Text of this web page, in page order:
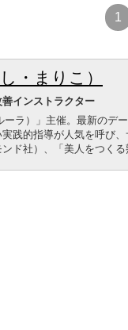
1
・まりこ）
インストラクター
ラ）」主催。最新のデ
践的指導が人気を呼び
ド社）、「美人をつくる